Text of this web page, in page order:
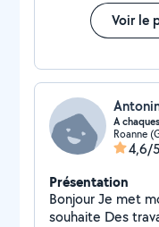
Voir le
A
Roanne
4,6/5
Présentation
Bonjour Je met mon expérience à tous les voisins qui
souhaite Des travaux interieur comme exterieur Me